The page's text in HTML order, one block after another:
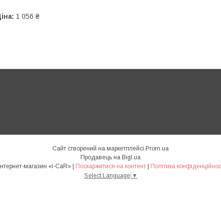
1 056 ₴
Сайт створений на маркетплейсі Prom.ua
Продавець на Bigl.ua
Интернет-магазин «i-CaR» | Поскаржитися на контент | Політика
Select Language ▼